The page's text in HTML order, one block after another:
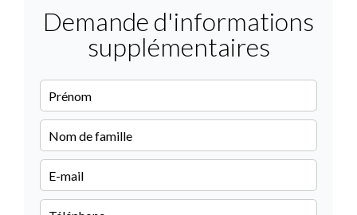
Demande d'informations
supplémentaires